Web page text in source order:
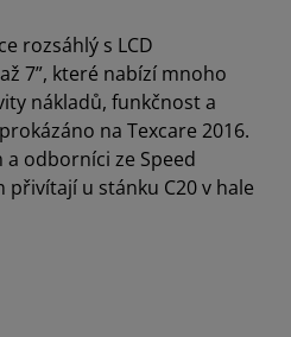
rozsáhlý s LCD
7”, které nabízí mnoho
nákladů, funkčnost a
na Texcare 2016.
a odborníci ze Speed
přivítají u stánku C20 v hale